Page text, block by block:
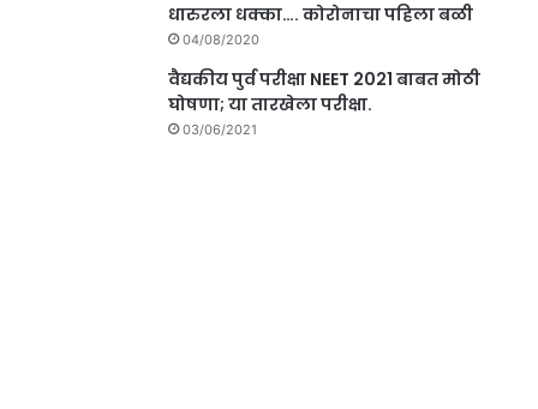
धारुरला धक्का…. कोरोनाचा पहिला बळी
04/08/2020
वैद्यकीय पुर्व परीक्षा NEET 2021 बाबत मोठी
घोषणा; या तारखेला परीक्षा.
03/06/2021